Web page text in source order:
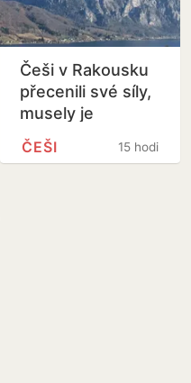
Češi v Rakousku
přecenili své síly,
musely je
zachraňovat
policejní vrtulníky
15 hodin
ČEŠI